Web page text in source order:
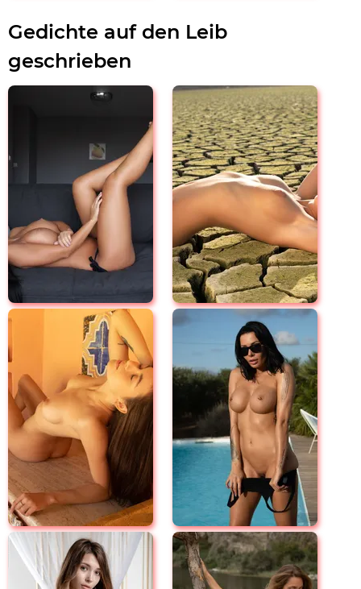
Gedichte auf den Leib
geschrieben